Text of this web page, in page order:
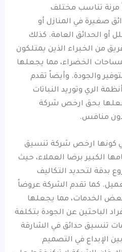
مرنة تناسب مختلف
صغيرة في المنازل أو
أو الحدائق العامة. كذلك
من الخبراء الذين يمتلكون
الخضراء، مما يجعلها
والجودة. وأيضاً تقدم
الري وتوريد النباتات
بحق ارخص شركة
منافس.
كونها ارخص شركة تنسيق
الكبير برضا العملاء، حيث
لتحديد التكاليف
كما تقدم الشركة عروضاً
الخدمات، مما يجعلها
الباحثين عن الجودة بتكلفة
تنسيق حدائق في الشارقة
الإبداع في التصميم